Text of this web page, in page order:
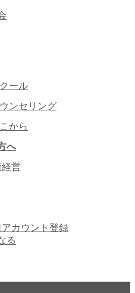
ール
ンセリング
から
へ
営
カウント登録
る